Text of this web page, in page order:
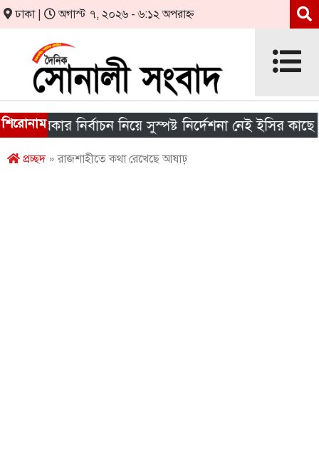
ঢাকা | অগাস্ট ৭, ২০২৬ - ৬:১২ অপরাহ্ন
শিরোনাম
সরকার নির্বাচন নিয়ে সুস্পষ্ট নির্দেশনা নেই ইসির কাছে
প্রচ্ছদ» রাজশাহীতে কথা রেখেছে আষাঢ়